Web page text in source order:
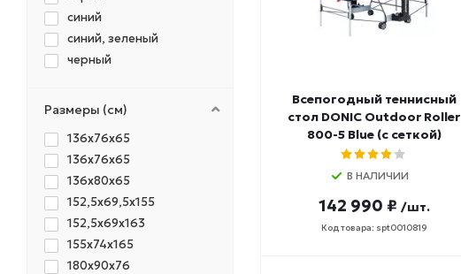
Всепогодный теннисный
стол DONIC Outdoor Roller
800-5 Blue (с сеткой)
В НАЛИЧИИ
142 990 ₽ /шт.
Код товара: spt0010819
синий
синий, зеленый
черный
Размеры (см)
136x76x65
136х76х65
136х80х65
152,5х69,5х155
152,5х69х163
155х74х165
180x90x76